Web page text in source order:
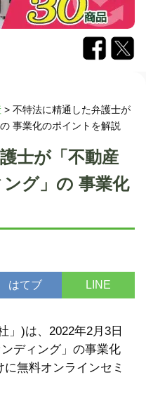
> 不特法に精通した弁護士が
事業化のポイントを解説
士が「不動産
グ」の 事業化
はてブ LINE
」)は、2022年2月3日
ディング」の事業化
無料オンラインセミ